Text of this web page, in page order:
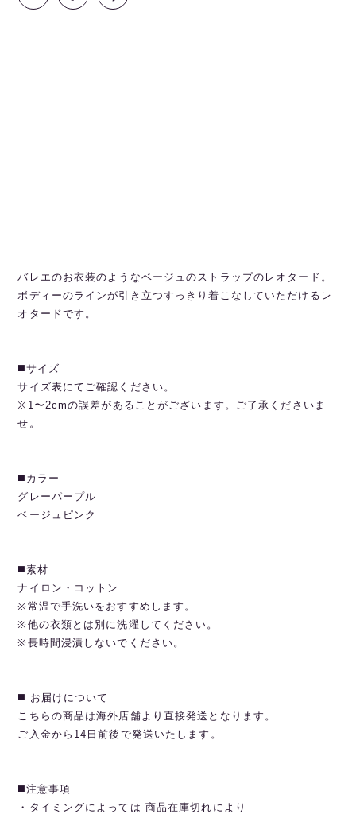
バレエのお衣装のようなベージュのストラップのレオタード。
ボディーのラインが引き立つすっきり着こなしていただけるレ
オタードです。
◼️サイズ
サイズ表にてご確認ください。
※1〜2cmの誤差があることがございます。ご了承くださいま
せ。
◼️カラー
グレーパープル
ベージュピンク
◼️素材
ナイロン・コットン
※常温で手洗いをおすすめします。
※他の衣類とは別に洗濯してください。
※長時間浸漬しないでください。
◼️ お届けについて
こちらの商品は海外店舗より直接発送となります。
ご入金から14日前後で発送いたします。
◼️注意事項
・タイミングによっては 商品在庫切れにより